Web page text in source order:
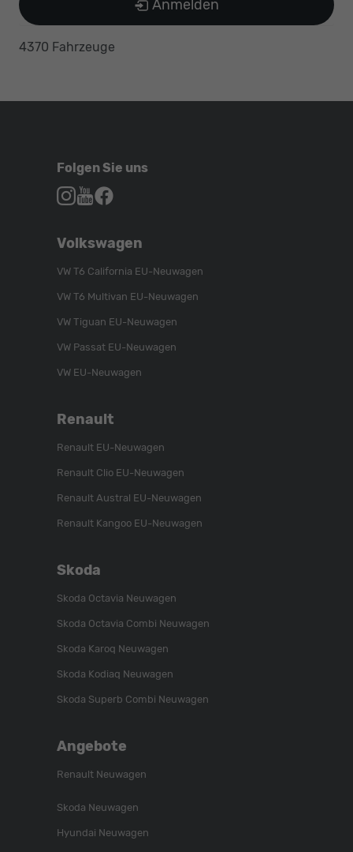
Anmelden
4370 Fahrzeuge
Folgen Sie uns
Autohaus
Sie
Instagram
Autohaus
Sie
unser
Kanal
Sie
Facebook
Volkswagen
VW T6 California EU-Neuwagen
VW T6 Multivan EU-Neuwagen
VW Tiguan EU-Neuwagen
VW Passat EU-Neuwagen
VW EU-Neuwagen
Renault
Renault EU-Neuwagen
Renault Clio EU-Neuwagen
Renault Austral EU-Neuwagen
Renault Kangoo EU-Neuwagen
Skoda
Skoda Octavia Neuwagen
Skoda Octavia Combi Neuwagen
Skoda Karoq Neuwagen
Skoda Kodiaq Neuwagen
Skoda Superb Combi Neuwagen
Angebote
Renault Neuwagen
Skoda Neuwagen
Hyundai Neuwagen